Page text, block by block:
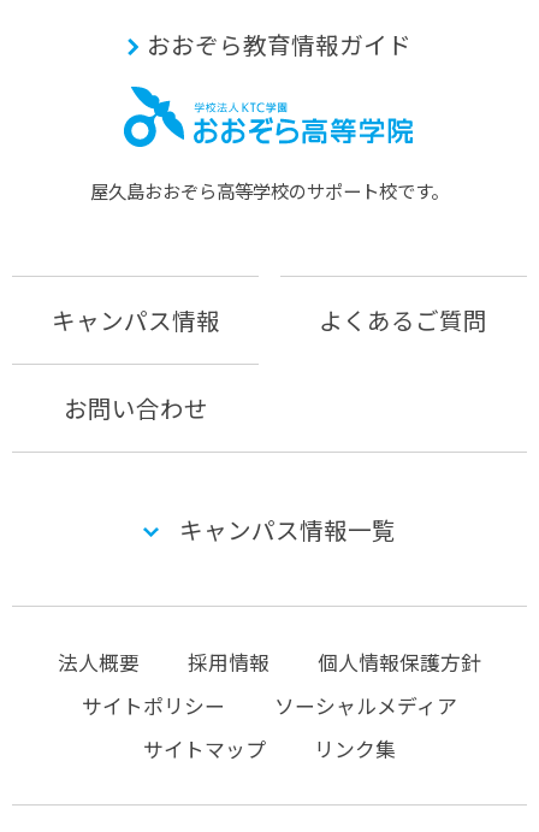
おおぞら教育情報ガイド
屋久島おおぞら⾼等学校のサポート校です。
キャンパス情報 よくあるご質問
お問い合わせ
キャンパス情報一覧
法人概要 採用情報
個人情報保護方針
サイトポリシー
ソーシャルメディア
サイトマップ
リンク集